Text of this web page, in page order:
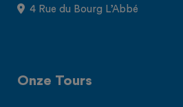
4 Rue du Bourg L’Abbé
Onze Tours